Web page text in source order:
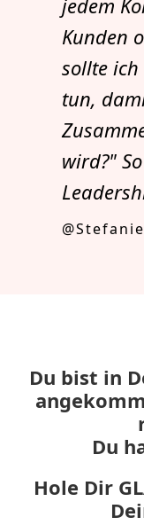
jedem
Kunden
sollte
tun,
wird?"
Du bist in
Du
Hole Dir